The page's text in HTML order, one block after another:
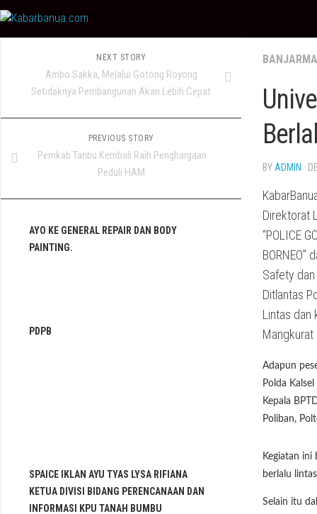
Skip
to
content
BY ADMIN ·
Direktorat
“POLICE
Safety
Ditlantas
Lintas dan
Mangkurat
Adapun
Polda
Kepala
Poliban,
Kegiatan
berlalu
Selain itu
NEXT STORY
Ambo Sakka, Melalui Gotong Royong
Setidaknya Pembangunan Akan Lebih Cepat
PREVIOUS STORY
Pemkab Tanbu Kembali Raih Penghargaan
Peduli HAM
AYO KE GENERAL REPAIR DAN BODY
PAINTING.
PDPB
SPAICE IKLAN AYU TYAS LYSA RIFIANA
KETUA DIVISI BIDANG PERENCANAAN DAN
INFORMASI KPU TANAH BUMBU